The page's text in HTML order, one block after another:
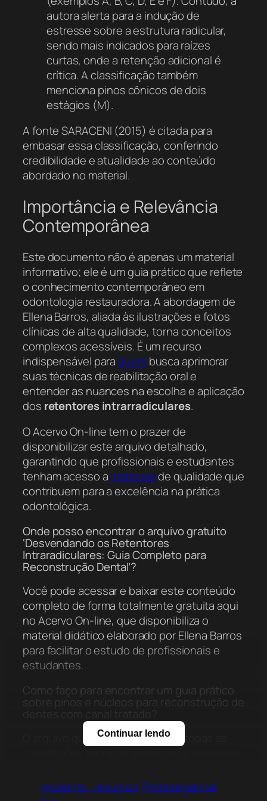
autora alerta para a indução de
estresse sobre a estrutura radicular,
sendo mais indicados para raízes
curtas, onde a retenção adicional é
crítica. A classificação também
menciona pinos cônicos de dois
estágios (M).
A fonte SARACENI (2015) é citada para
embasar essa classificação, conferindo
credibilidade e atualidade ao conteúdo
abordado no material.
Importância e Relevância
Contemporânea
Este documento não é apenas um material
informativo; ele é um guia prático que reflete
o conhecimento contemporâneo em
odontologia restauradora. A abordagem de
Ellena Barros, aliada às ilustrações e fotos
clínicas de alta qualidade, torna conceitos
complexos acessíveis. É um recurso
indispensável paraquembusca aprimorar
suas técnicas de reabilitação oral e
entender as nuances na escolha e aplicação
dos retentores intrarradiculares.
O Acervo On-line tem o prazer de
disponibilizar este arquivo detalhado,
garantindo que profissionais e estudantes
tenham acesso amateriaisde qualidade que
contribuem para a excelência na prática
odontológica.
Onde posso encontrar o arquivo gratuito
‘Desvendando os Retentores
Intraradiculares: Guia Completo para
Reconstrução Dental’?
Você pode acessar e baixar este conteúdo
completo de forma totalmente gratuita aqui
no Acervo On-line, que disponibiliza o
material didático elaborado por Ellena Barros
para facilitar o estudo de profissionais e
estudantes.
Como faço para encontrar um guia prático
sobre pinos e núcleos para reconstrução de
O arquivo que você procura com todas as
visualização e download imediato através
dos nossos links de acesso.
Continuar lendo
@odonto_resumos Prótese parcial